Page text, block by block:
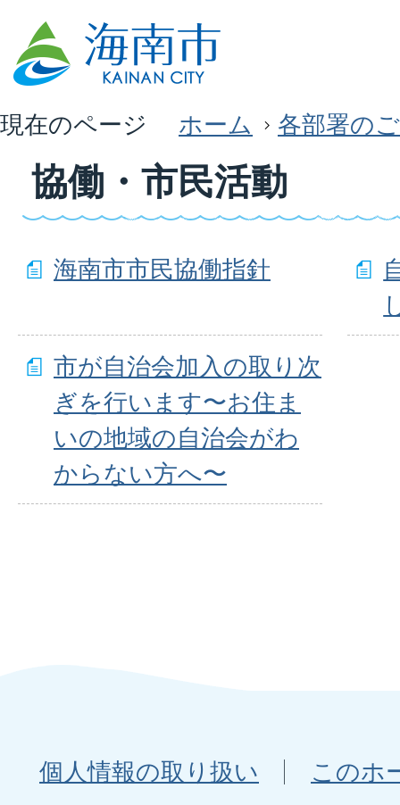
現在のページ ホーム 各部署の
協働・市民活動
海南市市民協働指針
市が自治会加入の取り次
ぎを行います〜お住ま
いの地域の自治会がわ
からない方へ〜
個人情報の取り扱い
このホ